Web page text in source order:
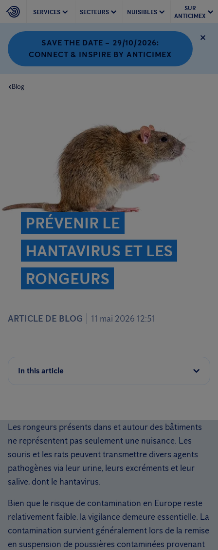
SERVICES SECTEURS NUISIBLES
SUR
ANTICIMEX
SAVE THE DATE – 29/10/2026:
CONNECT & INSPIRE BY ANTICIMEX
Blog
PRÉVENIR LE
HANTAVIRUS ET LES
RONGEURS
ARTICLE DE BLOG 11 mai 2026 12:51
In this article
Les rongeurs présents dans et autour des bâtiments
ne représentent pas seulement une nuisance. Les
souris et les rats peuvent transmettre divers agents
pathogènes via leur urine, leurs excréments et leur
salive, dont le hantavirus.
Bien que le risque de contamination en Europe reste
relativement faible, la vigilance demeure essentielle. La
contamination survient généralement lors de la remise
en suspension de poussières contaminées provenant